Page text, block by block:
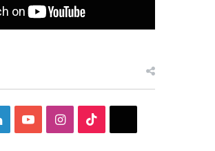
LinkedInYouTubeInstagram